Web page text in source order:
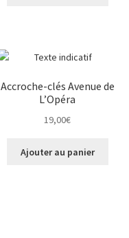
Accroche-clés Avenue de
L’Opéra
19,00€
Ajouter au panier